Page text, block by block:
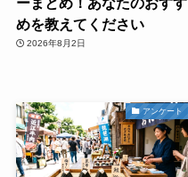
めを教えてください
2026年8月2日
アンケート